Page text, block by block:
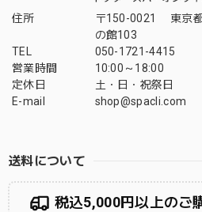
住所
〒150-0021 東京
の館103
TEL
050-1721-4415
営業時間
10:00～18:00
定休日
土・日・祝祭日
E-mail
shop@spacli.com
送料について
税込5,000円以上のご